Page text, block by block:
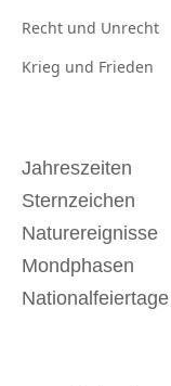
Recht und Unrecht
Krieg und Frieden
Jahreszeiten
Sternzeichen
Naturereignisse
Mondphasen
Nationalfeiertage